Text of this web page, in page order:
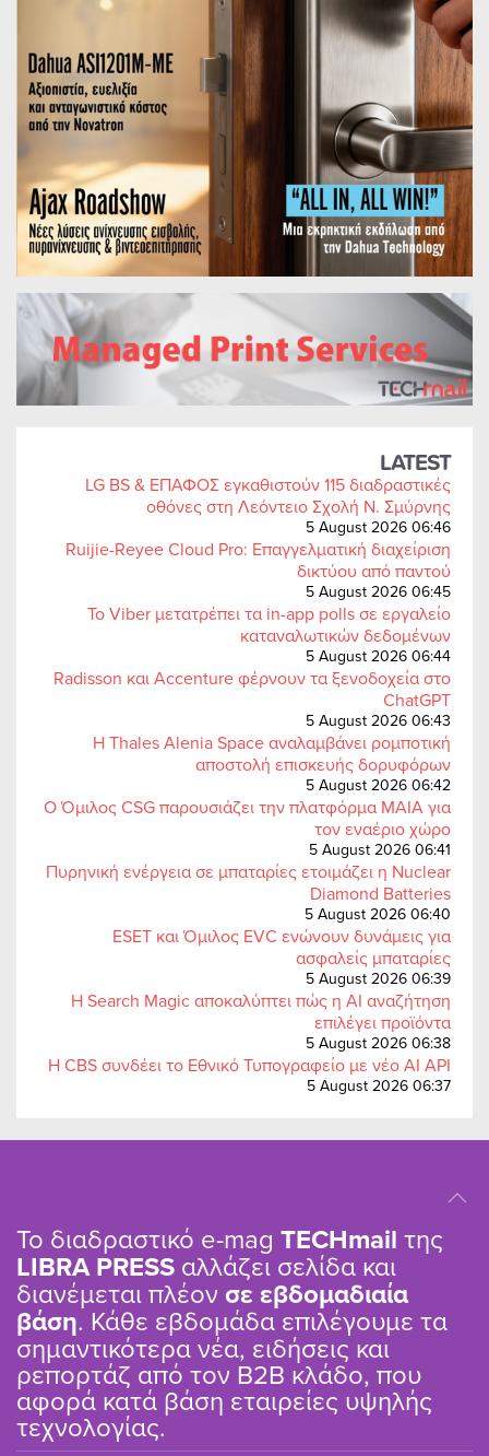
LATEST
LG BS & ΕΠΑΦΟΣ εγκαθιστούν 115 διαδραστικές
οθόνες στη Λεόντειο Σχολή Ν. Σμύρνης
5 August 2026 06:46
Ruijie-Reyee Cloud Pro: Επαγγελματική διαχείριση
δικτύου από παντού
5 August 2026 06:45
Το Viber μετατρέπει τα in-app polls σε εργαλείο
καταναλωτικών δεδομένων
5 August 2026 06:44
Radisson και Accenture φέρνουν τα ξενοδοχεία στο
ChatGPT
5 August 2026 06:43
Η Thales Alenia Space αναλαμβάνει ρομποτική
αποστολή επισκευής δορυφόρων
5 August 2026 06:42
Ο Όμιλος CSG παρουσιάζει την πλατφόρμα MAIA για
τον εναέριο χώρο
5 August 2026 06:41
Πυρηνική ενέργεια σε μπαταρίες ετοιμάζει η Nuclear
Diamond Batteries
5 August 2026 06:40
ESET και Όμιλος EVC ενώνουν δυνάμεις για
ασφαλείς μπαταρίες
5 August 2026 06:39
Η Search Magic αποκαλύπτει πώς η AI αναζήτηση
επιλέγει προϊόντα
5 August 2026 06:38
Η CBS συνδέει το Εθνικό Τυπογραφείο με νέο AI API
5 August 2026 06:37
Το διαδραστικό e-mag TΕCHmail της
LIBRA PRESS αλλάζει σελίδα και
διανέμεται πλέον σε εβδομαδιαία
βάση. Κάθε εβδομάδα επιλέγουμε τα
σημαντικότερα νέα, ειδήσεις και
ρεπορτάζ από τον B2B κλάδο, που
αφορά κατά βάση εταιρείες υψηλής
τεχνολογίας.